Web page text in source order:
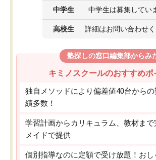
中学生 中学生は募集してい
高校生 詳細はお問い合わせ
塾探しの窓口編集部からみ
キミノスクールのおすすめポ
独自メソッドにより偏差値40台から
績多数！
学習計画からカリキュラム、教材ま
メイドで提供
個別指導なのに定額で受け放題！お